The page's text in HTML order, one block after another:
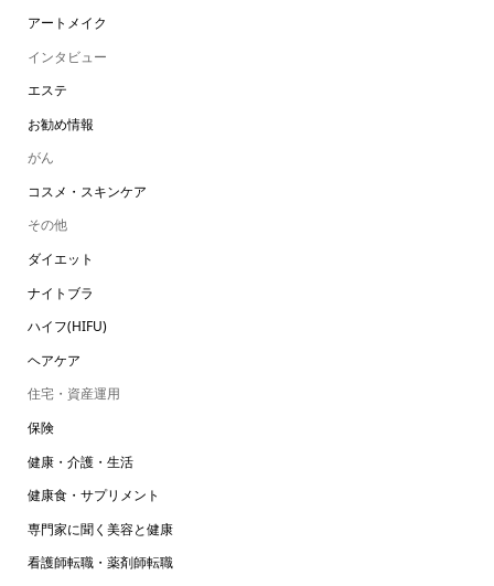
アートメイク
インタビュー
エステ
お勧め情報
がん
コスメ・スキンケア
その他
ダイエット
ナイトブラ
ハイフ(HIFU)
ヘアケア
住宅・資産運用
保険
健康・介護・生活
健康食・サプリメント
専門家に聞く美容と健康
看護師転職・薬剤師転職